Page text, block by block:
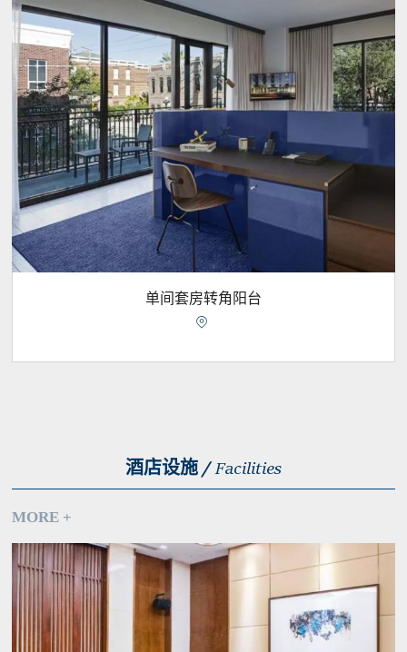
单间套房转角阳台

酒店设施 / Facilities
MORE +